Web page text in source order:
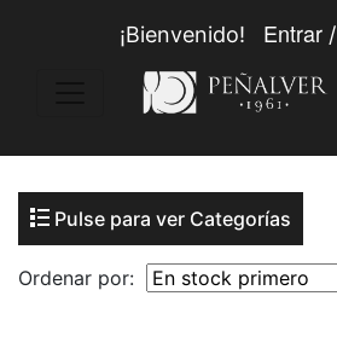
¡Bienvenido! Entrar/
Pulse para ver Categorías
Ordenar por: